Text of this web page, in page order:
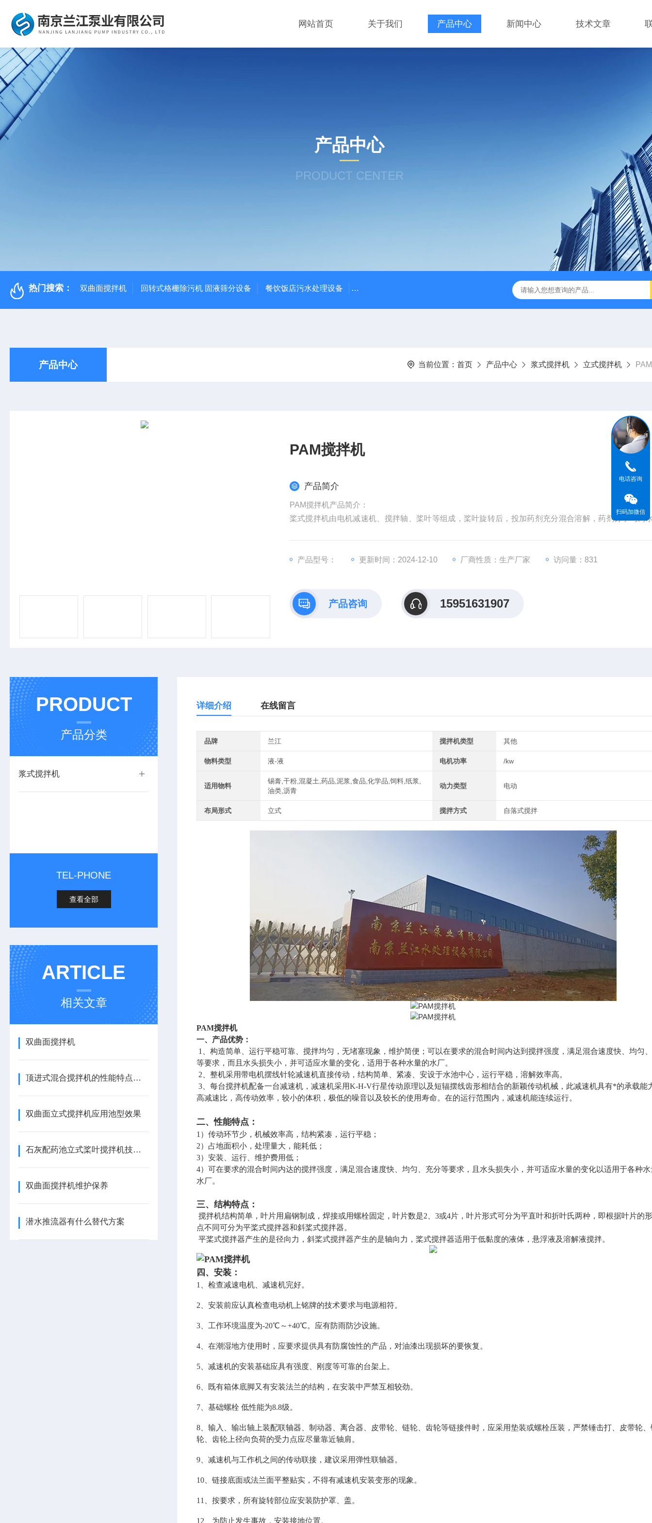
网站首页 关于我们 产品中心 新闻中心 技术文章
产品中心
PRODUCT CENTER
热门搜索： 双曲面搅拌机 回转式格栅除污机 固液筛分设备 餐饮饭店污水处理设备 高密度沉淀池中心传动刮泥机 伞型双曲面立式搅拌机 WNG5二沉池刮吸泥机原
产品中心 当前位置： 首页 产品中心 浆式搅拌机 立式搅拌机
PAM搅拌机
产品简介
PAM搅拌机产品简介：
桨式搅拌机由电机减速机、搅拌轴、桨叶等组成，桨叶旋转后，投加药剂充分混合溶解，药剂分子与污
产品型号： 更新时间：2024-12-10 厂商性质：生产厂家 访问量：831
产品咨询 15951631907
PRODUCT
产品分类
浆式搅拌机
TEL-PHONE
查看全部
ARTICLE
相关文章
双曲面搅拌机
顶进式混合搅拌机的性能特点，一看便知
双曲面立式搅拌机应用池型效果
石灰配药池立式桨叶搅拌机技术描述
双曲面搅拌机维护保养
潜水推流器有什么替代方案
详细介绍 在线留言
品牌 兰江 搅拌机类型 其他
物料类型 液-液 电机功率 /kw
适用物料
锡膏,干粉,混凝土,药品,泥浆,食品,化学品,饲料,纸浆,
油类,沥青
动力类型 电动
布局形式 立式 搅拌方式 自落式搅拌
PAM搅拌机
一、产品优势：
1、构造简单、运行平稳可靠、搅拌均匀，无堵塞现象，维护简便；可以在要求的混合时间内达到搅拌强度，满足混合速度快、均匀
等要求，而且水头损失小，并可适应水量的变化，适用于各种水量的水厂。
2、整机采用带电机摆线针轮减速机直接传动，结构简单、紧凑、安设于水池中心，运行平稳，溶解效率高。
3、每台搅拌机配备一台减速机，减速机采用K-H-V行星传动原理以及短辐摆线齿形相结合的新颖传动机械，此减速机具有*的承载能
高减速比，高传动效率，较小的体积，极低的噪音以及较长的使用寿命。在的运行范围内，减速机能连续运行。
二、性能特点：
1）传动环节少，机械效率高，结构紧凑，运行平稳；
2）占地面积小，处理量大，能耗低；
3）安装、运行、维护费用低；
4）可在要求的混合时间内达的搅拌强度，满足混合速度快、均匀、充分等要求，且水头损失小，并可适应水量的变化以适用于各种
水厂。
三、结构特点：
搅拌机结构简单，叶片用扁钢制成，焊接或用螺栓固定，叶片数是2、3或4片，叶片形式可分为平直叶和折叶氏两种，即根据叶片的
点不同可分为平桨式搅拌器和斜桨式搅拌器。
平桨式搅拌器产生的是径向力，斜桨式搅拌器产生的是轴向力，桨式搅拌器适用于低黏度的液体，悬浮液及溶解液搅拌。
PAM搅拌机
四、安装：
1、检查减速电机、减速机完好。
2、安装前应认真检查电动机上铭牌的技术要求与电源相符。
3、工作环境温度为-20℃～+40℃。应有防雨防沙设施。
4、在潮湿地方使用时，应要求提供具有防腐蚀性的产品，对油漆出现损坏的要恢复。
5、减速机的安装基础应具有强度、刚度等可靠的台架上。
6、既有箱体底脚又有安装法兰的结构，在安装中严禁互相较劲。
7、基础螺栓 低性能为8.8级。
8、输入、输出轴上装配联轴器、制动器、离合器、皮带轮、链轮、齿轮等链接件时，应采用垫装或螺栓压装，严禁锤击打、皮带轮、
轮、齿轮上径向负荷的受力点应尽量靠近轴肩。
9、减速机与工作机之间的传动联接，建议采用弹性联轴器。
10、链接底面或法兰面平整贴实，不得有减速机安装变形的现象。
11、按要求，所有旋转部位应安装防护罩、盖。
12、为防止发生事故，安装接地位置。
电话咨询
扫码加微信